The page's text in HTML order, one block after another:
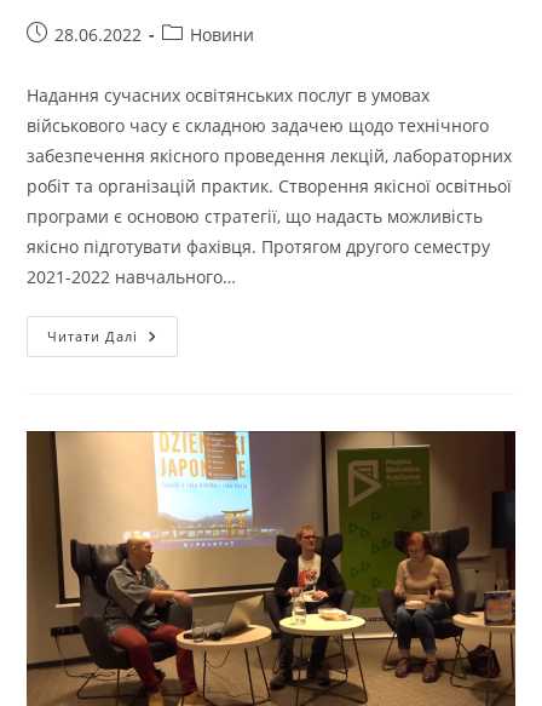
Запис28.06.2022
Категорія
Новини
Надання сучасних освітянських послуг в умовах
військового часу є складною задачею щодо технічного
забезпечення якісного проведення лекцій, лабораторних
робіт та організацій практик. Створення якісної освітньої
програми є основою стратегії, що надасть можливість
якісно підготувати фахівця. Протягом другого семестру
2021-2022 навчального…
Читати Далі ОБГОВОРЕННЯ
ОСВІТНЬО-
«КОНСТРУЮВАННЯ
ТА
ТЕХНОЛОГІЇ
ШВЕЙНИХ
ВИРОБІВ»
УЧАСНИКАМИ
ОСВІТНЬОГО
ПРОЦЕСУ